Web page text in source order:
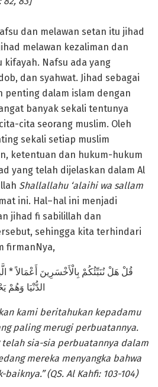
dan melawan setan itu jihad
melawan kezaliman dan
kifayah. Nafsu ada yang
dan syahwat. Jihad sebagai
penting dalam islam dengan
banyak sekali tentunya
cita seorang muslim. Oleh
sekali setiap muslim
ketentuan dan hukum-hukum
yang telah dijelaskan dalam Al
Shallallahu ‘alaihi wa sallam
ini. Hal–hal ini menjadi
jihad fi sabilillah dan
sehingga kita terhindari
firmanNya,
قُلْ هَلْ نُنَبِّئُكُمْ بِالْأَخْسَرِينَ أَعْمَالاً *
الدُّنْيَا
kami beritahukan kepadamu
paling merugi perbuatannya.
telah sia-sia perbuatannya dalam
mereka menyangka bahwa
(QS. Al Kahfi: 103-104)